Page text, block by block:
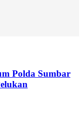
Polda Sumbar